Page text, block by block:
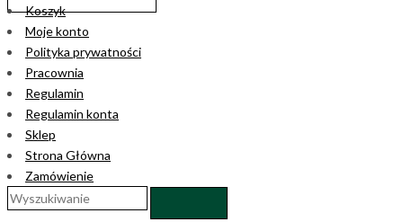
Koszyk
Moje konto
Polityka prywatności
Pracownia
Regulamin
Regulamin konta
Sklep
Strona Główna
Zamówienie